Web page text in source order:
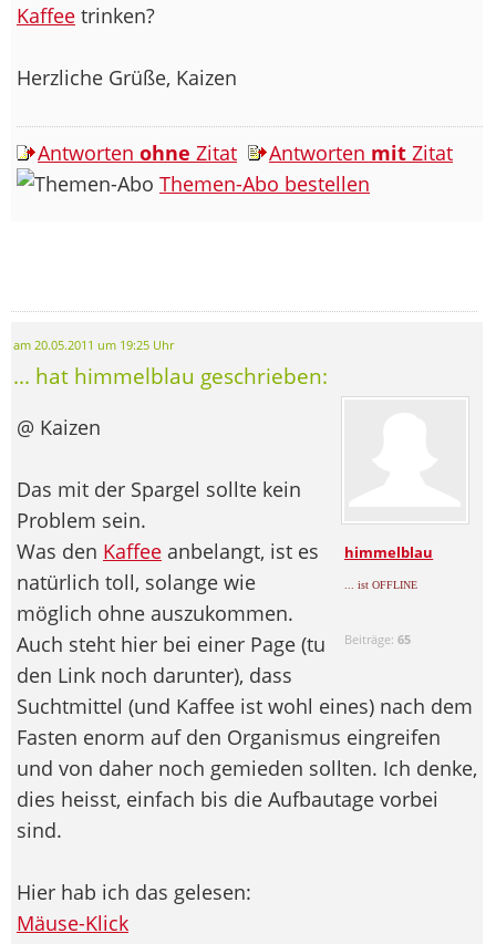
Kaffee trinken?
Herzliche Grüße, Kaizen
Antworten ohne Zitat Antworten mit Zitat
Themen-Abo bestellen
am 20.05.2011 um 19:25 Uhr
... hat himmelblau geschrieben:
himmelblau
... ist OFFLINE
Beiträge:65
@ Kaizen
Das mit der Spargel sollte kein
Problem sein.
Was den Kaffee anbelangt, ist es
natürlich toll, solange wie
möglich ohne auszukommen.
Auch steht hier bei einer Page (tu
den Link noch darunter), dass
Suchtmittel (und Kaffee ist wohl eines) nach dem
Fasten enorm auf den Organismus eingreifen
und von daher noch gemieden sollten. Ich denke,
dies heisst, einfach bis die Aufbautage vorbei
sind.
Hier hab ich das gelesen:
Mäuse-Klick